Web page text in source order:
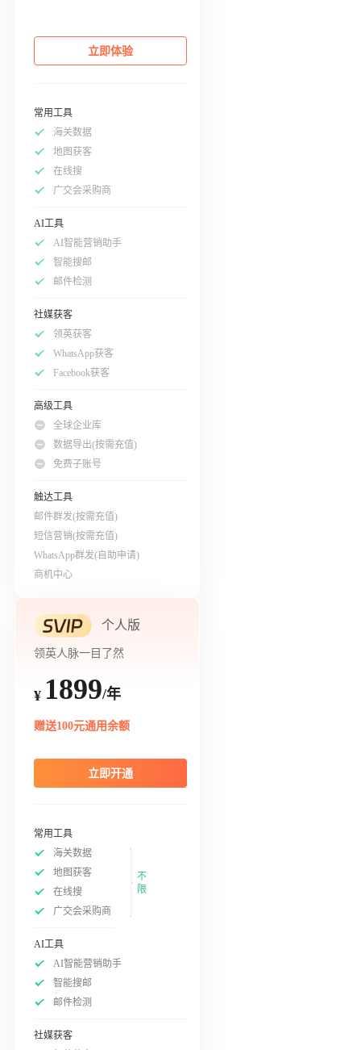
立即体验
常用工具
海关数据
地图获客
在线搜
广交会采购商
AI工具
AI智能营销助手
智能搜邮
邮件检测
社媒获客
领英获客
WhatsApp获客
Facebook获客
高级工具
全球企业库
数据导出(按需充值)
免费子账号
触达工具
邮件群发(按需充值)
短信营销(按需充值)
WhatsApp群发(自助申请)
商机中心
个人版
领英人脉一目了然
¥ 1899/年
赠送100元通用余额
立即开通
常用工具
海关数据
地图获客
在线搜
广交会采购商
不
限
AI工具
AI智能营销助手
智能搜邮
邮件检测
社媒获客